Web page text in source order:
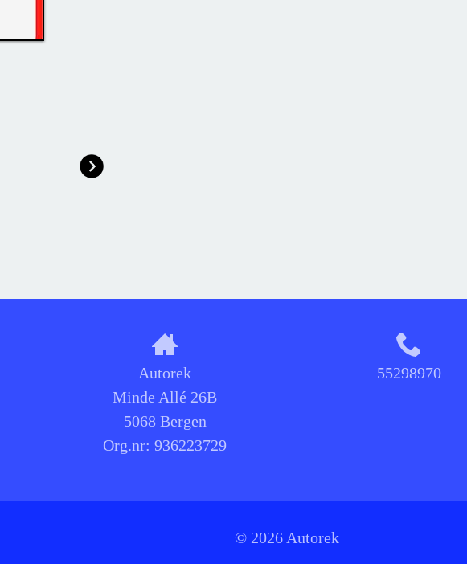
Autorek
Minde Allé 26B
5068 Bergen
Org.nr:936223729
55298970
© 2026 Autorek